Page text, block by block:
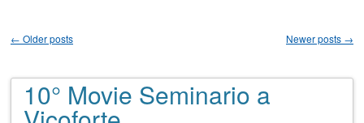
← Older posts Newer posts →
10° Movie Seminario a